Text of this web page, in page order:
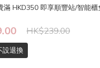
滿 HKD350 即享順豐站/智能櫃
HK$239.00
設退換